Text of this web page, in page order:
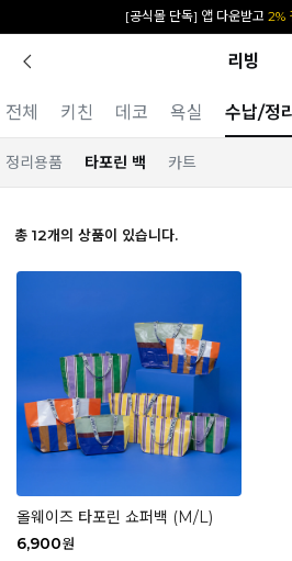
[공식몰 단독] 앱 다운받고 2%
리빙
전체 키친 데코 욕실 수납/정리
정리용품 타포린 백 카트
총 12개의 상품이 있습니다.
올웨이즈 타포린 쇼퍼백 (M/L)
6,900원